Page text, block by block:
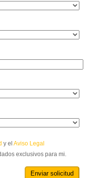
y el Aviso Legal
exclusivos para mi.
Enviar solicitud